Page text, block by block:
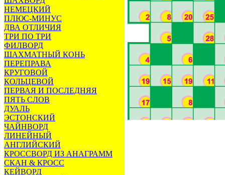
НЕМЕЦКИЙ
ПЛЮС-МИНУС
ДВА ОТЛИЧИЯ
ТРИ ПО ТРИ
ФИЛВОРД
ШАХМАТНЫЙ КОНЬ
ПЕРЕПРАВА
КРУГОВОЙ
КОЛЬЦЕВОЙ
ПЕРВАЯ И ПОСЛЕДНЯЯ
ПЯТЬ СЛОВ
ДУАЛЬ
ЭСТОНСКИЙ
ЧАЙНВОРД
ЛИНЕЙНЫЙ
АНГЛИЙСКИЙ
КРОССВОРД ИЗ АНАГРАММ
СКАН & КРОСС
КЕЙВОРД